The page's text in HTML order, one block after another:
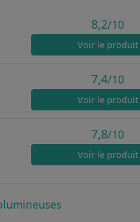
8,2/10
Voirle produit
7,4/10
Voirle produit
7,8/10
Voirle produit